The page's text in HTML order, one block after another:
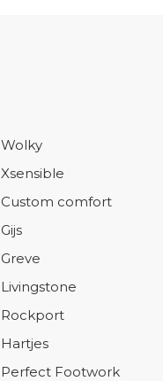
Wolky
Xsensible
Custom comfort
Gijs
Greve
Livingstone
Rockport
Hartjes
Perfect Footwork